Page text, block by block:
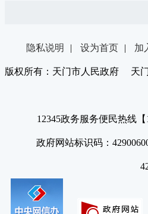
隐私说明 | 设为首页 | 加
版权所有：天门市人民政府 天
12345政务服务便民热线
政府网站标识码：